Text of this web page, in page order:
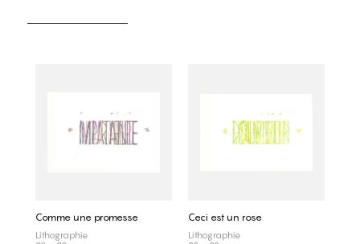
Comme une promesse
Lithographie
Ceci est un rose
Lithographie